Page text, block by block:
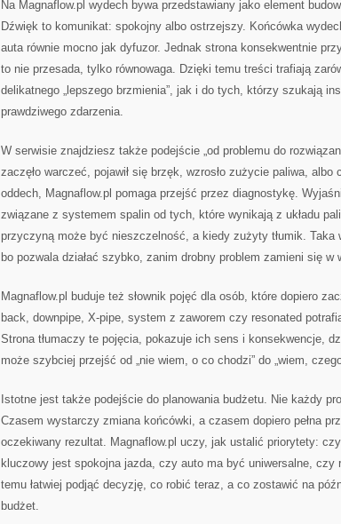
Na Magnaflow.pl wydech bywa przedstawiany jako element
Dźwięk to komunikat: spokojny albo ostrzejszy. Końcówka
auta równie mocno jak dyfuzor. Jednak strona konsekwentnie
to nie przesada, tylko równowaga. Dzięki temu treści trafiają
delikatnego „lepszego brzmienia”, jak i do tych, którzy szukają
prawdziwego zdarzenia.
W serwisie znajdziesz także podejście „od problemu do
zaczęło warczeć, pojawił się brzęk, wzrosło zużycie paliwa, albo
oddech, Magnaflow.pl pomaga przejść przez diagnostykę.
związane z systemem spalin od tych, które wynikają z układu
przyczyną może być nieszczelność, a kiedy zużyty tłumik. Taka
bo pozwala działać szybko, zanim drobny problem zamieni się w
Magnaflow.pl buduje też słownik pojęć dla osób, które dopiero
back, downpipe, X-pipe, system z zaworem czy resonated
Strona tłumaczy te pojęcia, pokazuje ich sens i konsekwencje,
może szybciej przejść od „nie wiem, o co chodzi” do „wiem,
Istotne jest także podejście do planowania budżetu. Nie każdy
Czasem wystarczy zmiana końcówki, a czasem dopiero pełna
oczekiwany rezultat. Magnaflow.pl uczy, jak ustalić priorytety:
kluczowy jest spokojna jazda, czy auto ma być uniwersalne, czy
temu łatwiej podjąć decyzję, co robić teraz, a co zostawić na
budżet.